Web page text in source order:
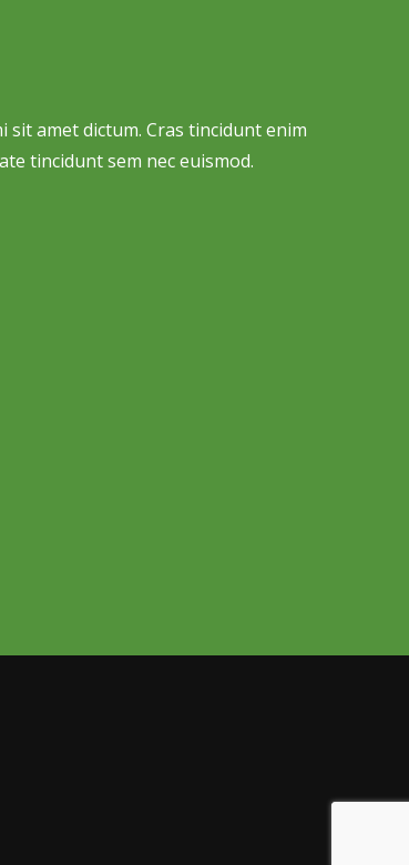
amet dictum. Cras tincidunt enim
tincidunt sem nec euismod.